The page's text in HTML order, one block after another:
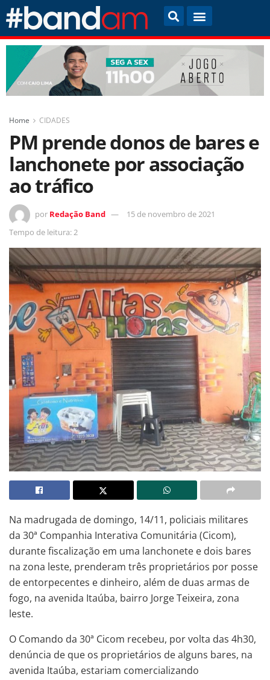
Home CIDADES
PM prende donos de bares e
lanchonete por associação
ao tráfico
por Redação Band
15 de novembro de 2021
Tempo de leitura: 2
Na madrugada de domingo, 14/11, policiais militares
da 30ª Companhia Interativa Comunitária (Cicom),
durante fiscalização em uma lanchonete e dois bares
na zona leste, prenderam três proprietários por posse
de entorpecentes e dinheiro, além de duas armas de
fogo, na avenida Itaúba, bairro Jorge Teixeira, zona
leste.
O Comando da 30ª Cicom recebeu, por volta das 4h30,
denúncia de que os proprietários de alguns bares, na
avenida Itaúba, estariam comercializando